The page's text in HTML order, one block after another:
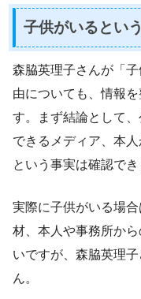
子供がいるとい
森脇英理子さんが「
由についても、情報
す。まず結論として
できるメディア、本
という事実は確認でき
実際に子供がいる場
材、本人や事務所か
いですが、森脇英理
ん。